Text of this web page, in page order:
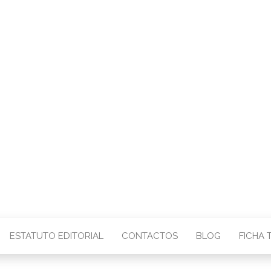
ESTATUTO EDITORIAL CONTACTOS BLOG FICHA